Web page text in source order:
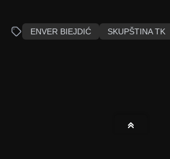
ENVER BIEJDIĆ SKUPŠTINA TK